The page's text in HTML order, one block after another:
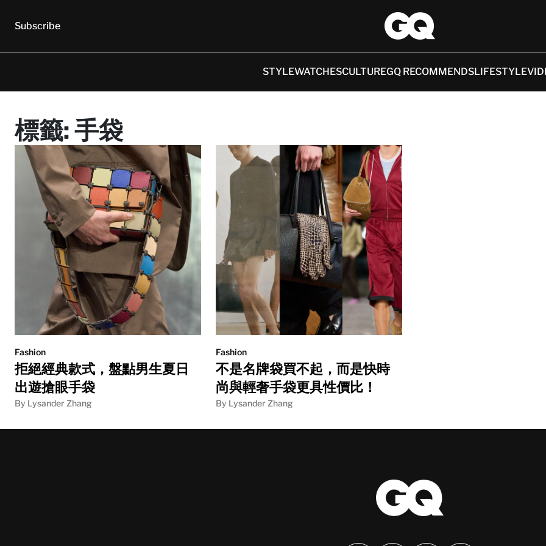
Subscribe
STYLEWATCHESCULTUREGQ RECOMMENDSLIFESTYLE
標籤:手袋
Fashion
拒絕經典款式，盤點男生夏日
出遊搶眼手袋
By Lysander Zhang
Fashion
不是名牌袋買不起，而是快時
尚與輕奢手袋更具性價比！
By Lysander Zhang